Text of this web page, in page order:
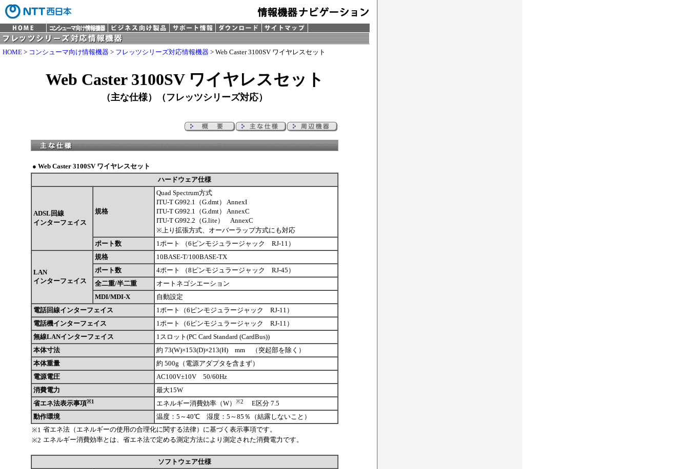
HOME > コンシューマ向け情報機器 > フレッツシリーズ対応情報機器 > Web Caster 3100SV ワイヤレスセット
Web Caster 3100SV ワイヤレスセット
（主な仕様）（フレッツシリーズ対応）
● Web Caster 3100SV ワイヤレスセット
ハードウェア仕様
ADSL回線
インターフェイス
規格
Quad Spectrum方式
ITU-T G992.1（G.dmt） AnnexI
ITU-T G992.1（G.dmt） AnnexC
ITU-T G992.2（G.lite） AnnexC
※上り拡張方式、オーバーラップ方式にも対応
ポート数
1ポート （6ピンモジュラージャック RJ-11）
LAN
インターフェイス
規格
10BASE-T/100BASE-TX
ポート数
4ポート （8ピンモジュラージャック RJ-45）
全二重/半二重
オートネゴシエーション
MDI/MDI-X
自動設定
電話回線インターフェイス
1ポート（6ピンモジュラージャック RJ-11）
電話機インターフェイス
1ポート（6ピンモジュラージャック RJ-11）
無線LANインターフェイス
1スロット(PC Card Standard (CardBus))
本体寸法
約 73(W)×153(D)×213(H) mm （突起部を除く）
本体重量
約 500g（電源アダプタを含まず）
電源電圧
AC100V±10V 50/60Hz
消費電力
最大15W
省エネ法表示事項※1 エネルギー消費効率（W） ※2
E区分 7.5
動作環境
温度：5～40℃ 湿度：5～85％（結露しないこと）
※1 省エネ法（エネルギーの使用の合理化に関する法律）に基づく表示事項です。
※2 エネルギー消費効率とは、省エネ法で定める測定方法により測定された消費電力です。
ソフトウェア仕様